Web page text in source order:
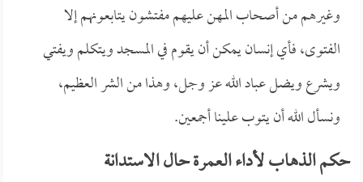
وغيرهم من أصحاب المهن عليهم مفتشون يتابعونهم إلا
الفتوى، فأي إنسان يمكن أن يقوم في المسجد ويتكلم ويفتي
ويشرع ويضل عباد الله عز وجل، وهذا من الشر العظيم،
ونسأل الله أن يتوب علينا أجمعين.
حكم الذهاب لأداء العمرة حال الاستدانة